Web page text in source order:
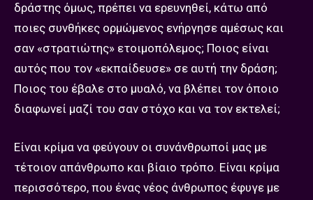
δράστης όμως, πρέπει να ερευνηθεί, κάτω από
ποιες συνθήκες ορμώμενος ενήργησε αμέσως και
σαν «στρατιώτης» ετοιμοπόλεμος; Ποιος είναι
αυτός που τον «εκπαίδευσε» σε αυτή την δράση;
Ποιος του έβαλε στο μυαλό, να βλέπει τον όποιο
διαφωνεί μαζί του σαν στόχο και να τον εκτελεί;
Είναι κρίμα να φεύγουν οι συνάνθρωποί μας με
τέτοιον απάνθρωπο και βίαιο τρόπο. Είναι κρίμα
περισσότερο, που ένας νέος άνθρωπος έφυγε με